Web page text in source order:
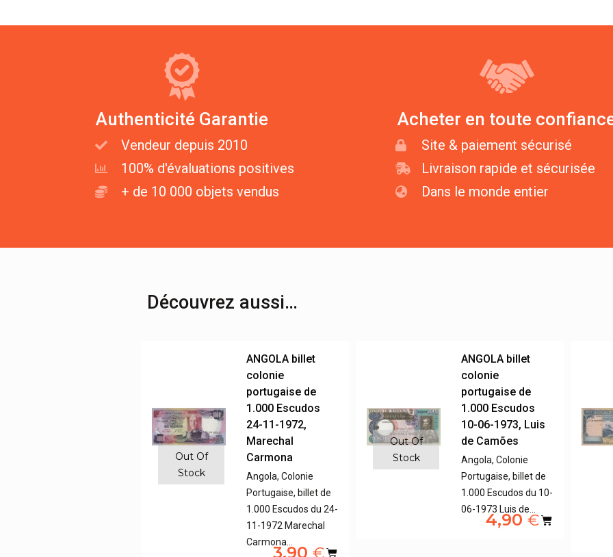
Authenticité Garantie
Vendeur depuis 2010
100% d'évaluations positives
+ de 10 000 objets vendus
Acheter en toute
Site & paiement sécurisé
Livraison rapide et sécurisée
Dans le monde entier
Découvrez aussi…
Out Of
Stock
ANGOLA billet
colonie
portugaise de
1.000 Escudos
24-11-1972,
Marechal
Carmona
Angola, Colonie
Portugaise, billet de
1.000 Escudos du 24-
11-1972 Marechal
Carmona…
3,90
Out Of
Stock
ANGOLA billet
colonie
portugaise de
1.000 Escudos
10-06-1973, Luis
de Camões
Angola, Colonie
Portugaise, billet de
1.000 Escudos du 10-
06-1973 Luis de…
4,90 €